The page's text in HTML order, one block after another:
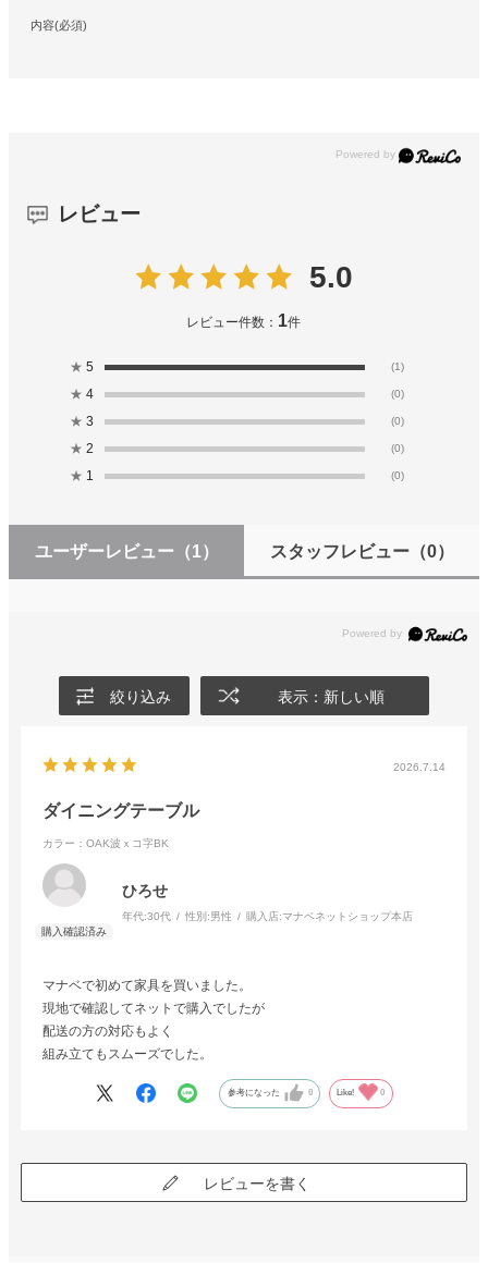
内容(必須)
レビュー
5.0
レビュー件数： 1件
★ 5 (1)
★ 4 (0)
★ 3 (0)
★ 2 (0)
★ 1 (0)
ユーザーレビュー （1） スタッフレビュー（0）
絞り込み 表示：新しい順
2026.7.14
ダイニングテーブル
カラー：OAK波ｘコ字BK
ひろせ
年代:30代 性別:男性 購入店:マナベネットショップ本店
マナベで初めて家具を買いました。
現地で確認してネットで購入でしたが
配送の方の対応もよく
組み立てもスムーズでした。
参考になった 0 Like! 0
レビューを書く